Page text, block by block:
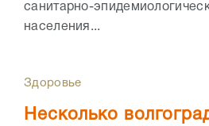
санитарно-
населения...
Здоровье
Несколько